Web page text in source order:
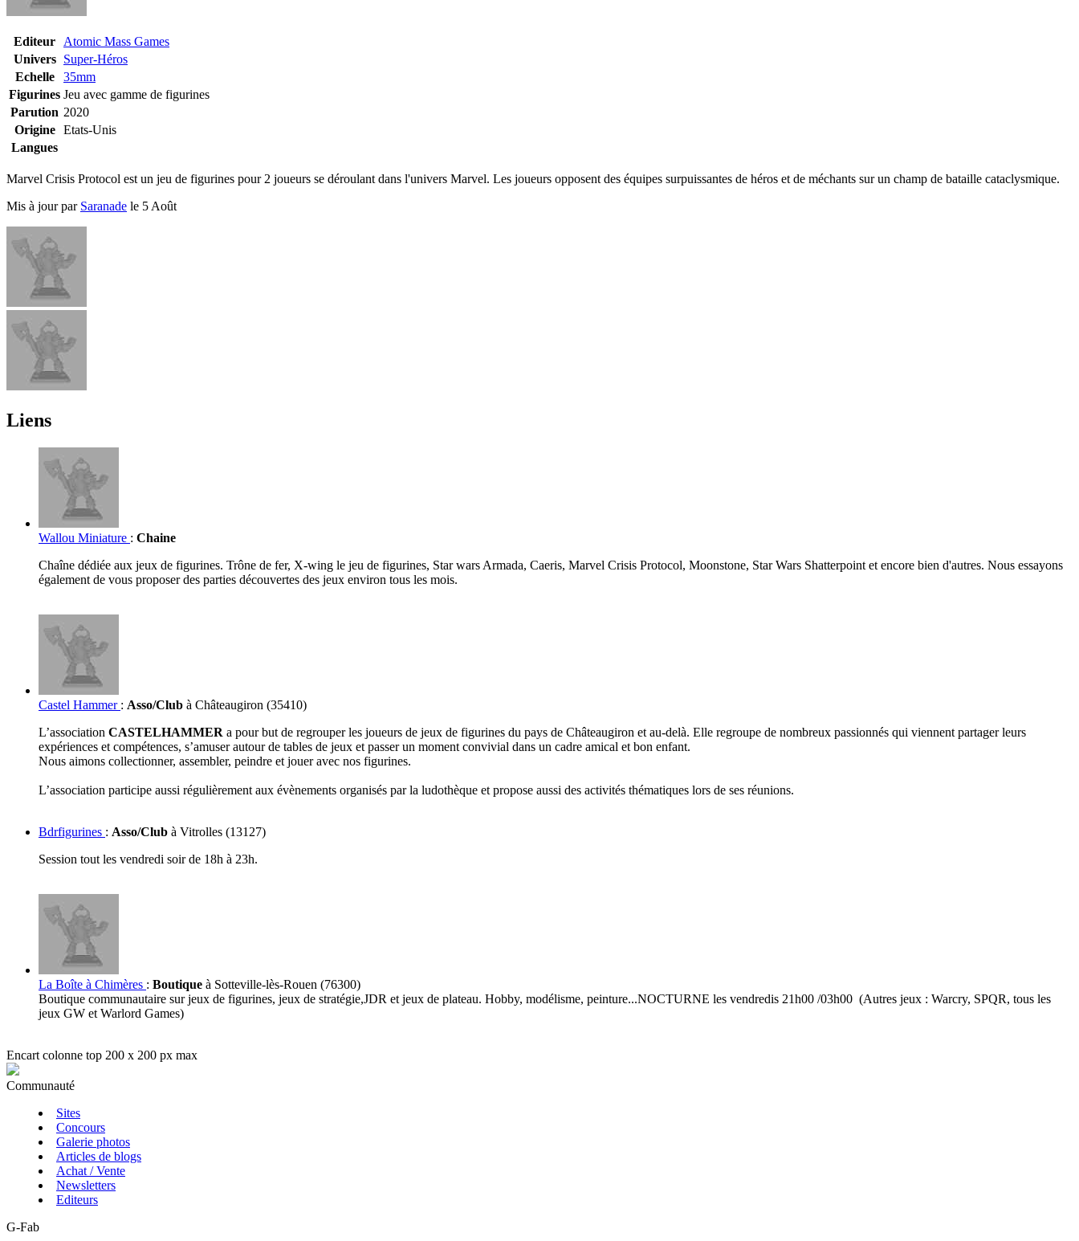
Editeur
Atomic Mass Games
Univers
Super-Héros
Echelle
35mm
Figurines Jeu avec gamme de figurines
Parution 2020
Origine
Etats-Unis
Langues
Marvel Crisis Protocol est un jeu de figurines pour 2 joueurs se déroulant dans l'univers Marvel. Les joueurs opposent des équipes surpuissantes de héros et de méchants sur un champ de bataille cataclysmique.
Mis à jour par Saranade le 5 Août
Liens
Wallou Miniature : Chaine
Chaîne dédiée aux jeux de figurines. Trône de fer, X-wing le jeu de figurines, Star wars Armada, Caeris, Marvel Crisis Protocol, Moonstone, Star Wars Shatterpoint et encore bien d'autres. Nous essayons
également de vous proposer des parties découvertes des jeux environ tous les mois.
Castel Hammer : Asso/Club à Châteaugiron (35410)
L’association CASTELHAMMER a pour but de regrouper les joueurs de jeux de figurines du pays de Châteaugiron et au-delà. Elle regroupe de nombreux passionnés qui viennent partager leurs
expériences et compétences, s’amuser autour de tables de jeux et passer un moment convivial dans un cadre amical et bon enfant.
Nous aimons collectionner, assembler, peindre et jouer avec nos figurines.
L’association participe aussi régulièrement aux évènements organisés par la ludothèque et propose aussi des activités thématiques lors de ses réunions.
Bdrfigurines : Asso/Club à Vitrolles (13127)
Session tout les vendredi soir de 18h à 23h.
La Boîte à Chimères : Boutique à Sotteville-lès-Rouen (76300)
Boutique communautaire sur jeux de figurines, jeux de stratégie,JDR et jeux de plateau. Hobby, modélisme, peinture...NOCTURNE les vendredis 21h00 /03h00 (Autres jeux : Warcry, SPQR, tous les
jeux GW et Warlord Games)
Encart colonne top 200 x 200 px max
Communauté
Sites
Concours
Galerie photos
Articles de blogs
Achat / Vente
Newsletters
Editeurs
G-Fab